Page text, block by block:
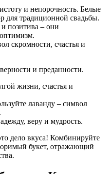
и непорочность. Белые
для традиционной свадьбы.
и позитива – они
скромности, счастья и
и преданности.
жизни, счастья и
лаванду – символ
веру и мудрость.
дело вкуса! Комбинируйте
букет, отражающий